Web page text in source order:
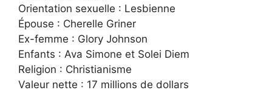
Orientation sexuelle : Lesbienne
Épouse : Cherelle Griner
Ex-femme : Glory Johnson
Enfants : Ava Simone et Solei Diem
Religion : Christianisme
Valeur nette : 17 millions de dollars